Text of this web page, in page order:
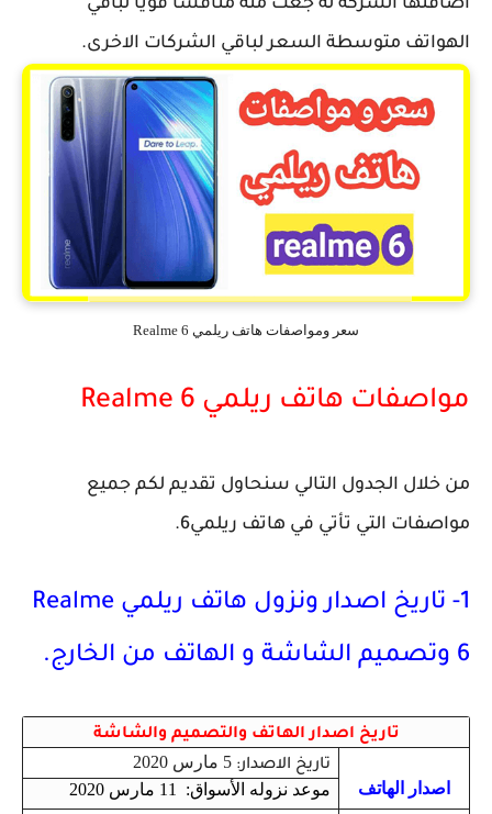
أضافتها الشركة له جعت منه منافسا قويا لباقي
الهواتف متوسطة السعر لباقي الشركات الاخرى.
سعر ومواصفات هاتف ريلمي Realme 6
مواصفات هاتف ريلمي Realme 6
من خلال الجدول التالي سنحاول تقديم لكم جميع
مواصفات التي تأتي في هاتف ريلمي6.
1- تاريخ اصدار ونزول هاتف ريلمي Realme
6 وتصميم الشاشة و الهاتف من الخارج.
تاريخ اصدار الهاتف والتصميم والشاشة
اصدار الهاتف
تاريخ الاصدار: 5 مارس 2020
موعد نزوله الأسواق: 11 مارس 2020